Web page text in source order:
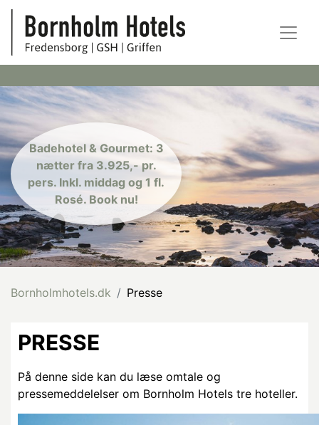
Badehotel & Gourmet: 3
nætter fra 3.925,- pr.
pers. Inkl. middag og 1 fl.
Rosé. Book nu!
Bornholmhotels.dk Presse
PRESSE
På denne side kan du læse omtale og
pressemeddelelser om Bornholm Hotels tre hoteller.